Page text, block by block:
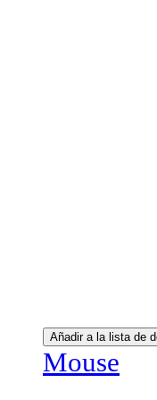
Añadir a la lista de
Mouse